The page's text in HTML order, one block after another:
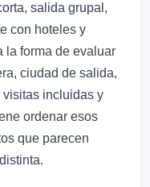
salida grupal,
con hoteles y
la forma de evaluar
ciudad de salida,
incluidas y
ordenar esos
que parecen